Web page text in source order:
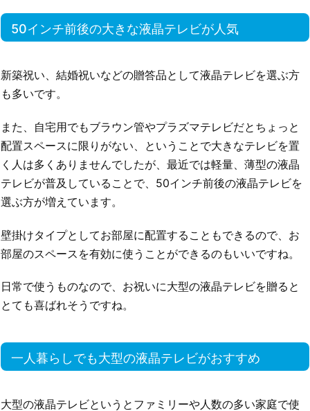
50インチ前後の大きな液晶テレビが人気
新築祝い、結婚祝いなどの贈答品として液晶テレビを選ぶ方
も多いです。
また、自宅用でもブラウン管やプラズマテレビだとちょっと
配置スペースに限りがない、ということで大きなテレビを置
く人は多くありませんでしたが、最近では軽量、薄型の液晶
テレビが普及していることで、50インチ前後の液晶テレビを
選ぶ方が増えています。
壁掛けタイプとしてお部屋に配置することもできるので、お
部屋のスペースを有効に使うことができるのもいいですね。
日常で使うものなので、お祝いに大型の液晶テレビを贈ると
とても喜ばれそうですね。
一人暮らしでも大型の液晶テレビがおすすめ
大型の液晶テレビというとファミリーや人数の多い家庭で使